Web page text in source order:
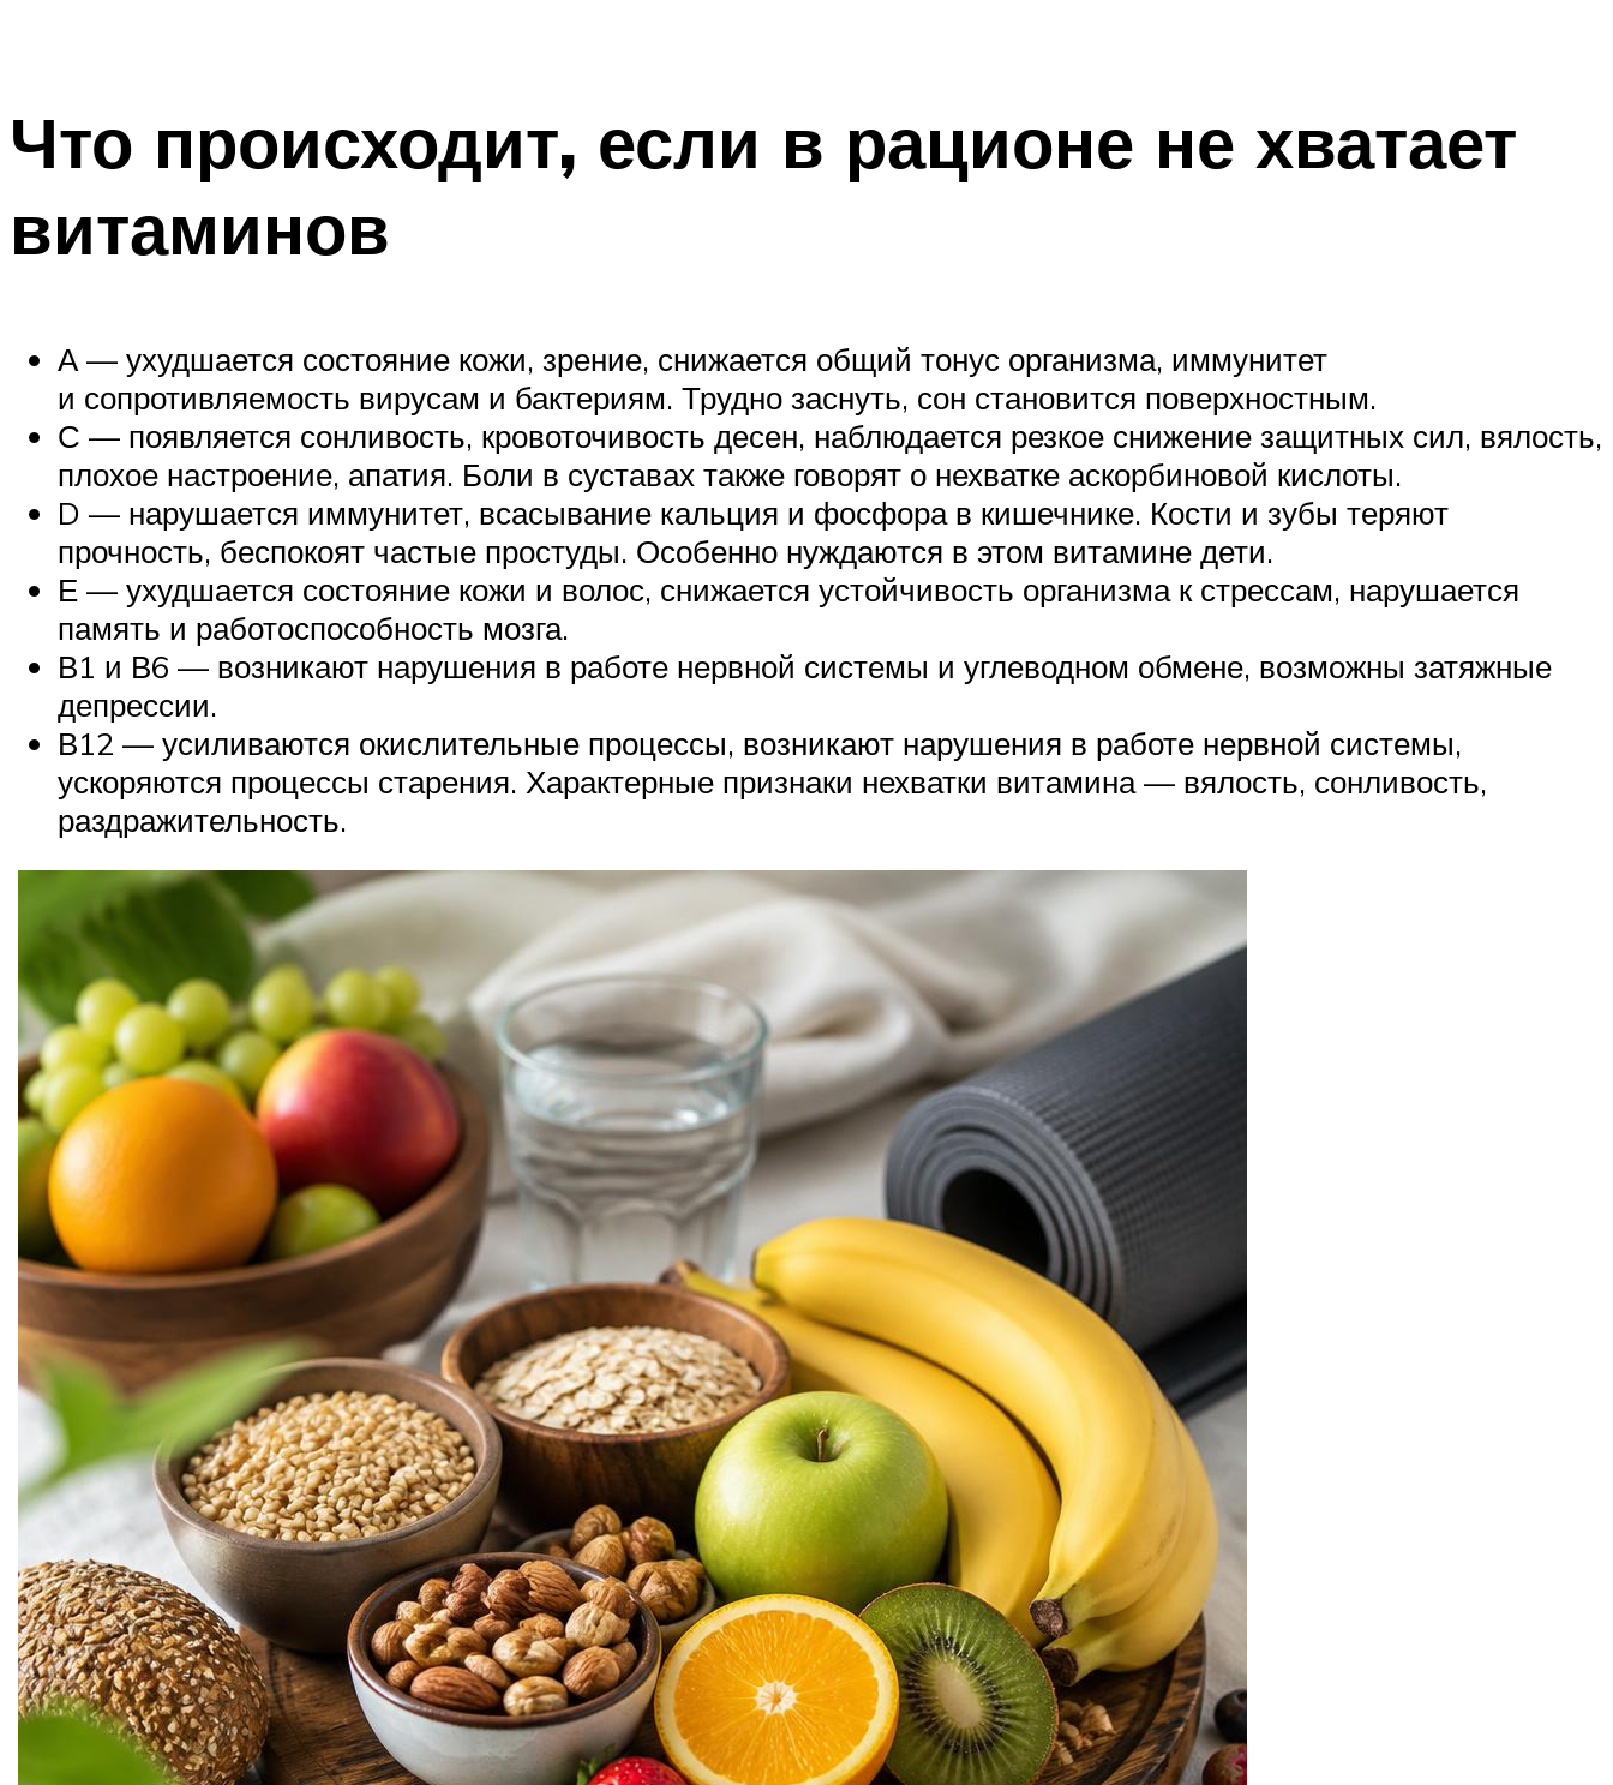
Что происходит, если в рационе не хватает
витаминов
А — ухудшается состояние кожи, зрение, снижается общий тонус организма, иммунитет
и сопротивляемость вирусам и бактериям. Трудно заснуть, сон становится поверхностным.
С — появляется сонливость, кровоточивость десен, наблюдается резкое снижение защитных сил, вялость,
плохое настроение, апатия. Боли в суставах также говорят о нехватке аскорбиновой кислоты.
D — нарушается иммунитет, всасывание кальция и фосфора в кишечнике. Кости и зубы теряют
прочность, беспокоят частые простуды. Особенно нуждаются в этом витамине дети.
Е — ухудшается состояние кожи и волос, снижается устойчивость организма к стрессам, нарушается
память и работоспособность мозга.
В1 и В6 — возникают нарушения в работе нервной системы и углеводном обмене, возможны затяжные
депрессии.
В12 — усиливаются окислительные процессы, возникают нарушения в работе нервной системы,
ускоряются процессы старения. Характерные признаки нехватки витамина — вялость, сонливость,
раздражительность.